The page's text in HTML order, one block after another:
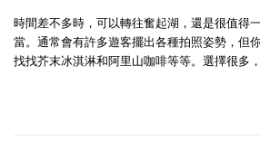
時間差不多時，可以轉往奮起湖，還是很值得
當。通常會有許多遊客擺出各種拍照姿勢，但
找找芥末冰淇淋和阿里山咖啡等等。選擇很多